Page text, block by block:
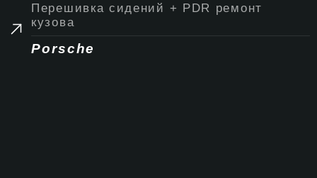
Перешивка сидений + PDR ремонт
кузова
Porsche